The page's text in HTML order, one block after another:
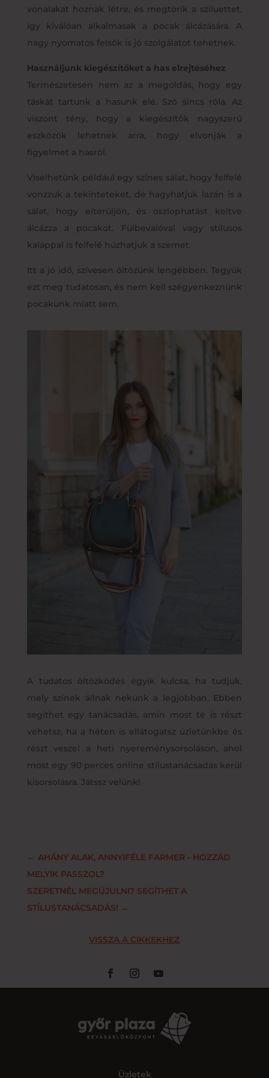
vonalakat hoznak létre, és megtörik a sziluettet,
így kiválóan alkalmasak a pocak álcázására. A
nagy nyomatos felsők is jó szolgálatot tehetnek.
Használjunk kiegészítőket a has elrejtéséhez
Természetesen nem az a megoldás, hogy egy
táskát tartunk a hasunk elé. Szó sincs róla. Az
viszont tény, hogy a kiegészítők nagyszerű
eszközök lehetnek arra, hogy elvonják a
figyelmet a hasról.
Viselhetünk például egy színes sálat, hogy felfelé
vonzzuk a tekinteteket, de hagyhatjuk lazán is a
sálat, hogy elterüljön, és oszlophatást keltve
álcázza a pocakot. Fülbevalóval vagy stílusos
kalappal is felfelé húzhatjuk a szemet.
Itt a jó idő, szívesen öltözünk lengébben. Tegyük
ezt meg tudatosan, és nem kell szégyenkeznünk
pocakunk miatt sem.
A tudatos öltözködés egyik kulcsa, ha tudjuk,
mely színek állnak nekünk a legjobban. Ebben
segíthet egy tanácsadás, amin most te is részt
vehetsz, ha a héten is ellátogatsz üzletünkbe és
részt veszel a heti nyereménysorsoláson, ahol
most egy 90 perces online stílustanácsadás kerül
kisorsolásra. Játssz velünk!
← AHÁNY ALAK, ANNYIFÉLE FARMER - HOZZÁD
MELYIK PASSZOL?
SZERETNÉL MEGÚJULNI? SEGÍTHET A
STÍLUSTANÁCSADÁS! →
VISSZA A CIKKEKHEZ
Üzletek